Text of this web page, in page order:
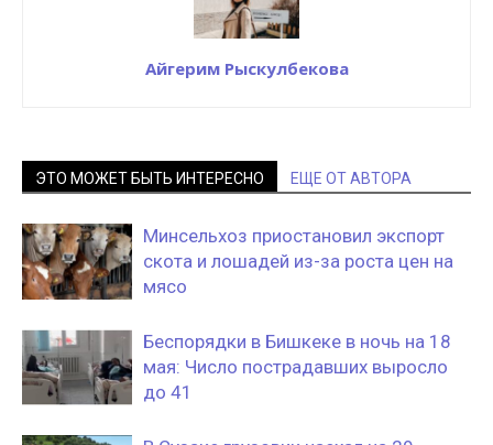
Айгерим Рыскулбекова
ЭТО МОЖЕТ БЫТЬ ИНТЕРЕСНО ЕЩЕ ОТ АВТОРА
Минсельхоз приостановил экспорт
скота и лошадей из-за роста цен на
мясо
Беспорядки в Бишкеке в ночь на 18
мая: Число пострадавших выросло
до 41